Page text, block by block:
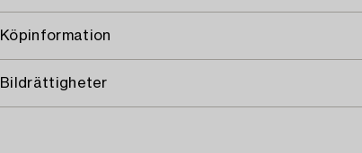
Köpinformation
Bildrättigheter